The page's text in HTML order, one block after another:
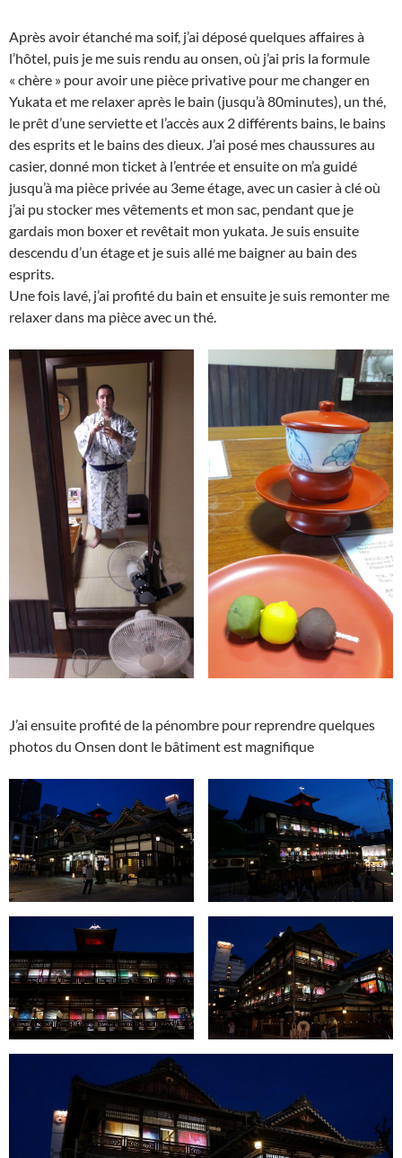
Après avoir étanché ma soif, j’ai déposé quelques affaires à
l’hôtel, puis je me suis rendu au onsen, où j’ai pris la formule
« chère » pour avoir une pièce privative pour me changer en
Yukata et me relaxer après le bain (jusqu’à 80minutes), un thé,
le prêt d’une serviette et l’accès aux 2 différents bains, le bains
des esprits et le bains des dieux. J’ai posé mes chaussures au
casier, donné mon ticket à l’entrée et ensuite on m’a guidé
jusqu’à ma pièce privée au 3eme étage, avec un casier à clé où
j’ai pu stocker mes vêtements et mon sac, pendant que je
gardais mon boxer et revêtait mon yukata. Je suis ensuite
descendu d’un étage et je suis allé me baigner au bain des
esprits.
Une fois lavé, j’ai profité du bain et ensuite je suis remonter me
relaxer dans ma pièce avec un thé.
J’ai ensuite profité de la pénombre pour reprendre quelques
photos du Onsen dont le bâtiment est magnifique